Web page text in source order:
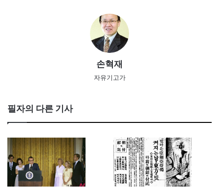
손혁재
자유기고가
필자의 다른 기사